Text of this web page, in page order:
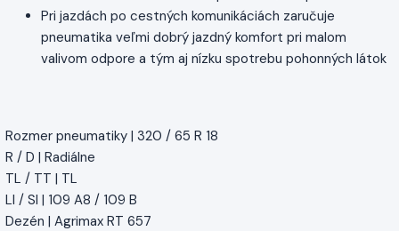
Pri jazdách po cestných komunikáciách zaručuje
pneumatika veľmi dobrý jazdný komfort pri malom
valivom odpore a tým aj nízku spotrebu pohonných látok
Rozmer pneumatiky | 320 / 65 R 18
R / D | Radiálne
TL / TT | TL
LI / SI | 109 A8 / 109 B
Dezén | Agrimax RT 657